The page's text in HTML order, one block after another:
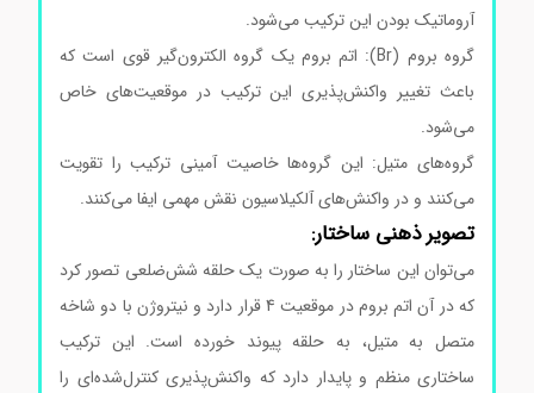
آروماتیک بودن این ترکیب می‌شود.
گروه بروم (Br): اتم بروم یک گروه الکترون‌گیر قوی است که
باعث تغییر واکنش‌پذیری این ترکیب در موقعیت‌های خاص
می‌شود.
گروه‌های متیل: این گروه‌ها خاصیت آمینی ترکیب را تقویت
می‌کنند و در واکنش‌های آلکیلاسیون نقش مهمی ایفا می‌کنند.
تصویر ذهنی ساختار:
می‌توان این ساختار را به صورت یک حلقه شش‌ضلعی تصور کرد
که در آن اتم بروم در موقعیت 4 قرار دارد و نیتروژن با دو شاخه
متصل به متیل، به حلقه پیوند خورده است. این ترکیب
ساختاری منظم و پایدار دارد که واکنش‌پذیری کنترل‌شده‌ای را